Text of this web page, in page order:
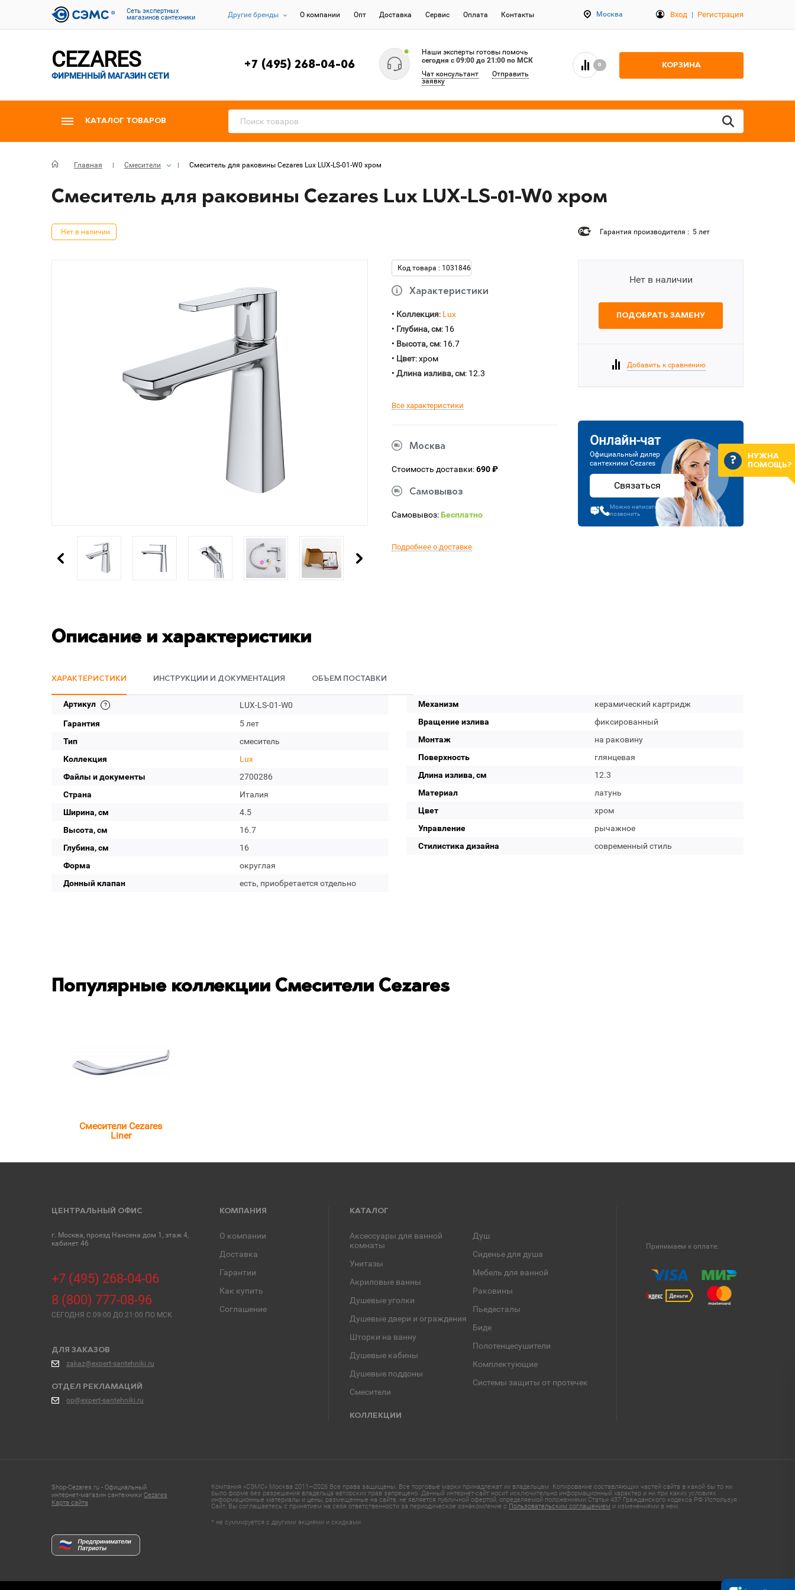
Cеть экспертных
магазинов сантехники
Другие бренды О компании Опт Доставка Сервис Оплата Контакты Москва Вход | Регистрация
CEZARES
ФИРМЕННЫЙ МАГАЗИН СЕТИ
+7 (495) 268-04-06
Наши эксперты готовы помочь
сегодня c 09:00 до 21:00 по МСК
Чат консультант
Отправить
заявку
0 КОРЗИНА
КАТАЛОГ ТОВАРОВ
Главная Смесители Смеситель для раковины Cezares Lux LUX-LS-01-W0 хром
Смеситель для раковины Cezares Lux LUX-LS-01-W0 хром
Нет в наличии Гарантия производителя : 5 лет
Код товара : 1031846
Характеристики
• Коллекция: Lux
• Глубина, см: 16
• Высота, см: 16.7
• Цвет: хром
• Длина излива, см: 12.3
Все характеристики
Москва
Стоимость доставки:690 ₽
Самовывоз
Самовывоз:Бесплатно
Подробнее о доставке
Нет в наличии
ПОДОБРАТЬ ЗАМЕНУ
Добавить к сравнению
Онлайн-чат
Официальный дилер
сантехники Cezares
Связаться
Можно написать или
позвонить
Описание и характеристики
ХАРАКТЕРИСТИКИ ИНСТРУКЦИИ И ДОКУМЕНТАЦИЯ ОБЪЕМ ПОСТАВКИ
Артикул
LUX-LS-01-W0
Гарантия
5 лет
Тип
смеситель
Коллекция
Lux
Файлы и документы
2700286
Страна
Италия
Ширина, см
4.5
Высота, см
16.7
Глубина, см
16
Форма
округлая
Донный клапан
есть, приобретается отдельно
Механизм
керамический картридж
Вращение излива
фиксированный
Монтаж
на раковину
Поверхность
глянцевая
Длина излива, см
12.3
Материал
латунь
Цвет
хром
Управление
рычажное
Стилистика дизайна
современный стиль
Популярные коллекции Смесители Cezares
Смесители Cezares
Liner
ЦЕНТРАЛЬНЫЙ ОФИС
г. Москва, проезд Нансена дом 1, этаж 4,
кабинет 46
+7 (495) 268-04-06
8 (800) 777-08-96
СЕГОДНЯ C 09:00 ДО 21:00 ПО МСК
ДЛЯ ЗАКАЗОВ
zakaz@expert-santehniki.ru
ОТДЕЛ РЕКЛАМАЦИЙ
op@expert-santehniki.ru
КОМПАНИЯ
О компании
Доставка
Гарантии
Как купить
Соглашение
КАТАЛОГ
Аксессуары для ванной
комнаты
Унитазы
Акриловые ванны
Душевые уголки
Душевые двери и ограждения
Шторки на ванну
Душевые кабины
Душевые поддоны
Смесители
Душ
Сиденье для душа
Мебель для ванной
Раковины
Пьедесталы
Биде
Полотенцесушители
Комплектующие
Системы защиты от протечек
КОЛЛЕКЦИИ
Принимаем к оплате:
Shop-Cezares.ru - Официальный
интернет-магазин сантехники Cezares
Карта сайта
Компания «СЭМС» Москва 2011—2026 Все права защищены. Все торговые марки принадлежат их владельцам. Копирование составляющих частей сайта в какой бы то ни
было форме без разрешения владельца авторских прав запрещено. Данный интернет-сайт носит исключительно информационный характер и ни при каких условиях
информационные материалы и цены, размещенные на сайте, не является публичной офертой, определяемой положениями Статьи 437 Гражданского кодекса РФ Используя
Сайт, Вы соглашаетесь с принятием на себя ответственности за периодическое ознакомление с Пользовательским соглашением и изменениями в нем.
* не суммируется с другими акциями и скидками
НУЖНА
ПОМОЩЬ?